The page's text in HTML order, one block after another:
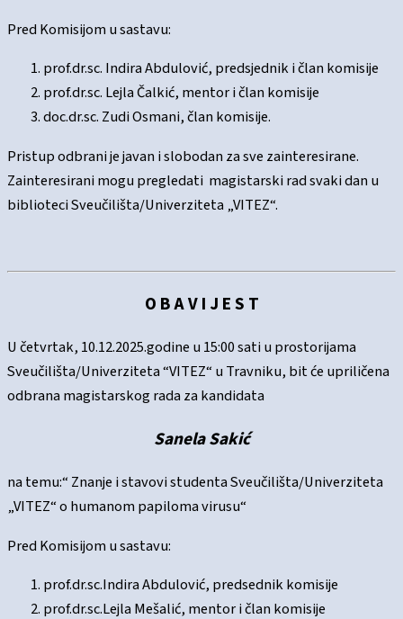
Pred Komisijom u sastavu:
prof.dr.sc. Indira Abdulović, predsjednik i član komisije
prof.dr.sc. Lejla Čalkić, mentor i član komisije
doc.dr.sc. Zudi Osmani, član komisije.
Pristup odbrani je javan i slobodan za sve zainteresirane.
Zainteresirani mogu pregledati magistarski rad svaki dan u
biblioteci Sveučilišta/Univerziteta „VITEZ“.
O B A V I J E S T
U četvrtak, 10.12.2025.godine u 15:00 sati u prostorijama
Sveučilišta/Univerziteta “VITEZ“ u Travniku, bit će upriličena
odbrana magistarskog rada za kandidata
Sanela Sakić
na temu:“ Znanje i stavovi studenta Sveučilišta/Univerziteta
„VITEZ“ o humanom papiloma virusu“
Pred Komisijom u sastavu:
prof.dr.sc.Indira Abdulović, predsednik komisije
prof.dr.sc.Lejla Mešalić, mentor i član komisije